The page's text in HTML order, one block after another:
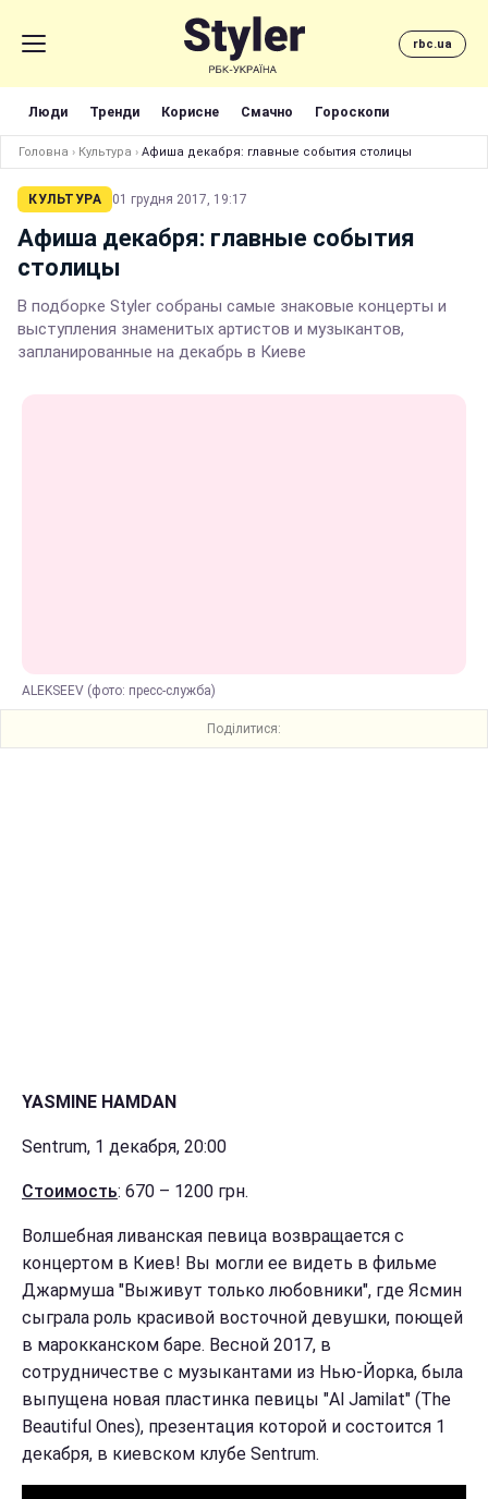
rbc.ua
Люди Тренди Корисне Смачно Гороскопи
Головна › Культура › Афиша декабря: главные события столицы
КУЛЬТУРА 01 грудня 2017, 19:17
Афиша декабря: главные события
столицы
В подборке Styler собраны самые знаковые концерты и
выступления знаменитых артистов и музыкантов,
запланированные на декабрь в Киеве
ALEKSEEV (фото: пресс-служба)
Поділитися:
YASMINE HAMDAN
Sentrum, 1 декабря, 20:00
Стоимость: 670 – 1200 грн.
Волшебная ливанская певица возвращается с
концертом в Киев! Вы могли ее видеть в фильме
Джармуша "Выживут только любовники", где Ясмин
сыграла роль красивой восточной девушки, поющей
в марокканском баре. Весной 2017, в
сотрудничестве с музыкантами из Нью-Йорка, была
выпущена новая пластинка певицы "Al Jamilat" (The
Beautiful Ones), презентация которой и состоится 1
декабря, в киевском клубе Sentrum.